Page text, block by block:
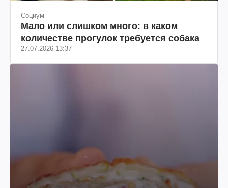
Социум
Мало или слишком много: в каком
количестве прогулок требуется собака
27.07.2026 13:37